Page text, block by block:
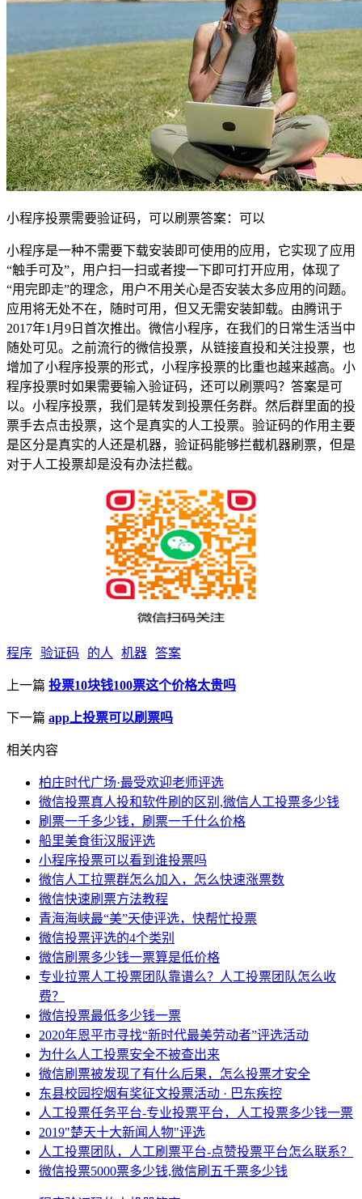
小程序投票需要验证码，可以刷票答案：可以
小程序是一种不需要下载安装即可使用的应用，它实现了应用
“触手可及”，用户扫一扫或者搜一下即可打开应用，体现了
“用完即走”的理念，用户不用关心是否安装太多应用的问题。
应用将无处不在，随时可用，但又无需安装卸载。由腾讯于
2017年1月9日首次推出。微信小程序，在我们的日常生活当中
随处可见。之前流行的微信投票，从链接直投和关注投票，也
增加了小程序投票的形式，小程序投票的比重也越来越高。小
程序投票时如果需要输入验证码，还可以刷票吗？答案是可
以。小程序投票，我们是转发到投票任务群。然后群里面的投
票手去点击投票，这个是真实的人工投票。验证码的作用主要
是区分是真实的人还是机器，验证码能够拦截机器刷票，但是
对于人工投票却是没有办法拦截。
程序 验证码 的人 机器 答案
上一篇 投票10块钱100票这个价格太贵吗
下一篇 app上投票可以刷票吗
相关内容
柏庄时代广场·最受欢迎老师评选
微信投票真人投和软件刷的区别,微信人工投票多少钱
刷票一千多少钱，刷票一千什么价格
船里美食街汉服评选
小程序投票可以看到谁投票吗
微信人工拉票群怎么加入，怎么快速涨票数
微信快速刷票方法教程
青海海峡最“美”天使评选，快帮忙投票
微信投票评选的4个类别
微信刷票多少钱一票算是低价格
专业拉票人工投票团队靠谱么？人工投票团队怎么收
费？
微信投票最低多少钱一票
2020年恩平市寻找“新时代最美劳动者”评选活动
为什么人工投票安全不被查出来
微信刷票被发现了有什么后果，怎么投票才安全
东县校园控烟有奖征文投票活动 · 巴东疾控
人工投票任务平台-专业投票平台，人工投票多少钱一票
2019"楚天十大新闻人物"评选
人工投票团队，人工刷票平台-点赞投票平台怎么联系？
微信投票5000票多少钱,微信刷五千票多少钱